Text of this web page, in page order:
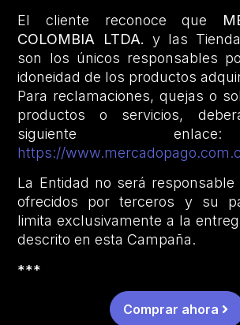
El cliente reconoce que
COLOMBIA LTDA. y las
son los únicos responsables
idoneidad de los productos
Para reclamaciones, quejas o
productos o servicios,
siguiente
https://
La Entidad no será
ofrecidos por terceros y su
limita exclusivamente a la
descrito en esta Campaña.
***
Comprar ahora